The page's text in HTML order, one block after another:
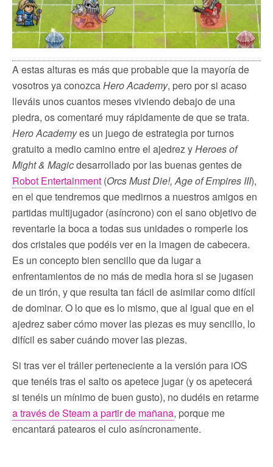
A estas alturas es más que probable que la mayoría de
vosotros ya conozcaHero Academy, pero por si acaso
lleváis unos cuantos meses viviendo debajo de una
piedra, os comentaré muy rápidamente de que se trata.
Hero Academyes un juego de estrategia por turnos
gratuito a medio camino entre el ajedrez yHeroes of
Might & Magicdesarrollado por las buenas gentes de
Robot Entertainment (Orcs Must Die!, Age of Empires III),
en el que tendremos que medirnos a nuestros amigos en
partidas multijugador (asíncrono) con el sano objetivo de
reventarle la boca a todas sus unidades o romperle los
dos cristales que podéis ver en la imagen de cabecera.
Es un concepto bien sencillo que da lugar a
enfrentamientos de no más de media hora si se jugasen
de un tirón, y que resulta tan fácil de asimilar como difícil
de dominar. O lo que es lo mismo, que al igual que en el
ajedrez saber cómo mover las piezas es muy sencillo, lo
difícil es saber cuándo mover las piezas.
Si tras ver el tráiler perteneciente a la versión para iOS
que tenéis tras el salto os apetece jugar (y os apetecerá
si tenéis un mínimo de buen gusto), no dudéis en retarme
a través de Steam a partir de mañana, porque me
encantará patearos el culo asíncronamente.